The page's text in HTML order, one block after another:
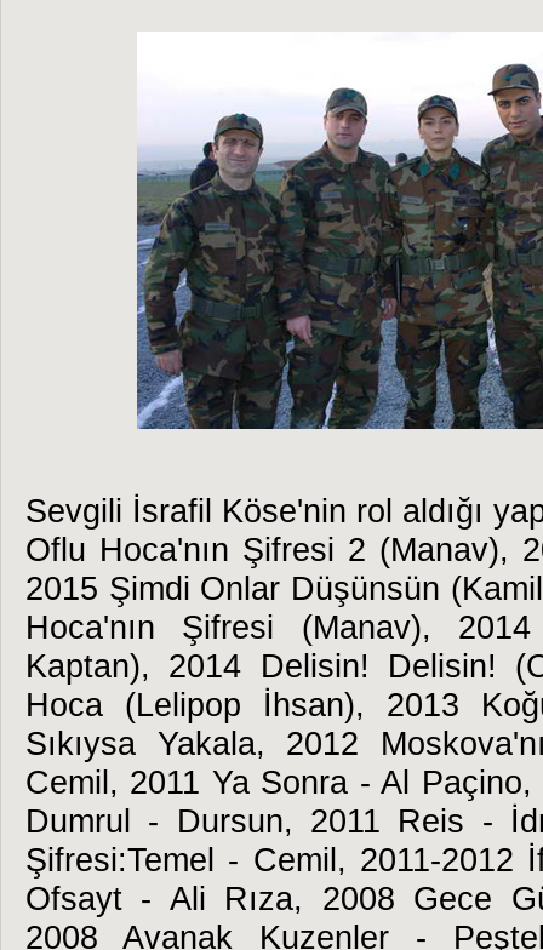
Sevgili İsrafil Köse'nin rol aldığı
Oflu Hoca'nın Şifresi 2 (Manav),
2015 Şimdi Onlar Düşünsün
Hoca'nın Şifresi (Manav),
Kaptan), 2014 Delisin! Delisin!
Hoca (Lelipop İhsan), 2013
Sıkıysa Yakala, 2012
Cemil, 2011 Ya Sonra - Al
Dumrul - Dursun, 2011 Reis -
Şifresi:Temel - Cemil, 2011-2012
Ofsayt - Ali Rıza, 2008 Gece
2008 Avanak Kuzenler -